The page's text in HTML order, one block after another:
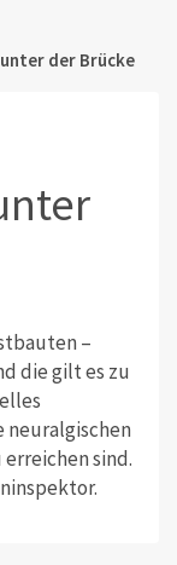
der Brücke
–
die gilt es zu
neuralgischen
sind.